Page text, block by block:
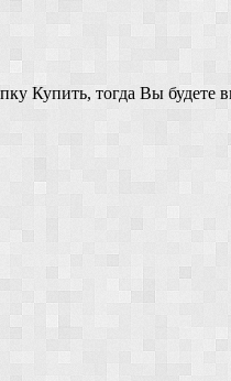
Купить, тогда Вы будете